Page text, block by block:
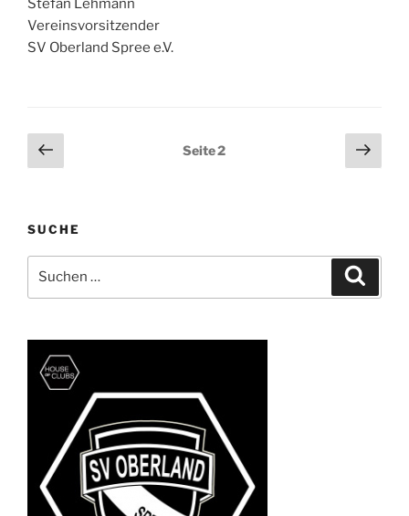
Stefan Lehmann
Vereinsvorsitzender
SV Oberland Spree e.V.
Seitennummerierung
der
Vorherige
Seite
Seite2
SUCHE
nach: